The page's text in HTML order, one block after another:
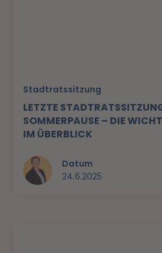
Stadtratssitzung
LETZTE
SOMMERPAUSE – DIE
IM ÜBERBLICK
Datum
24.6.2025